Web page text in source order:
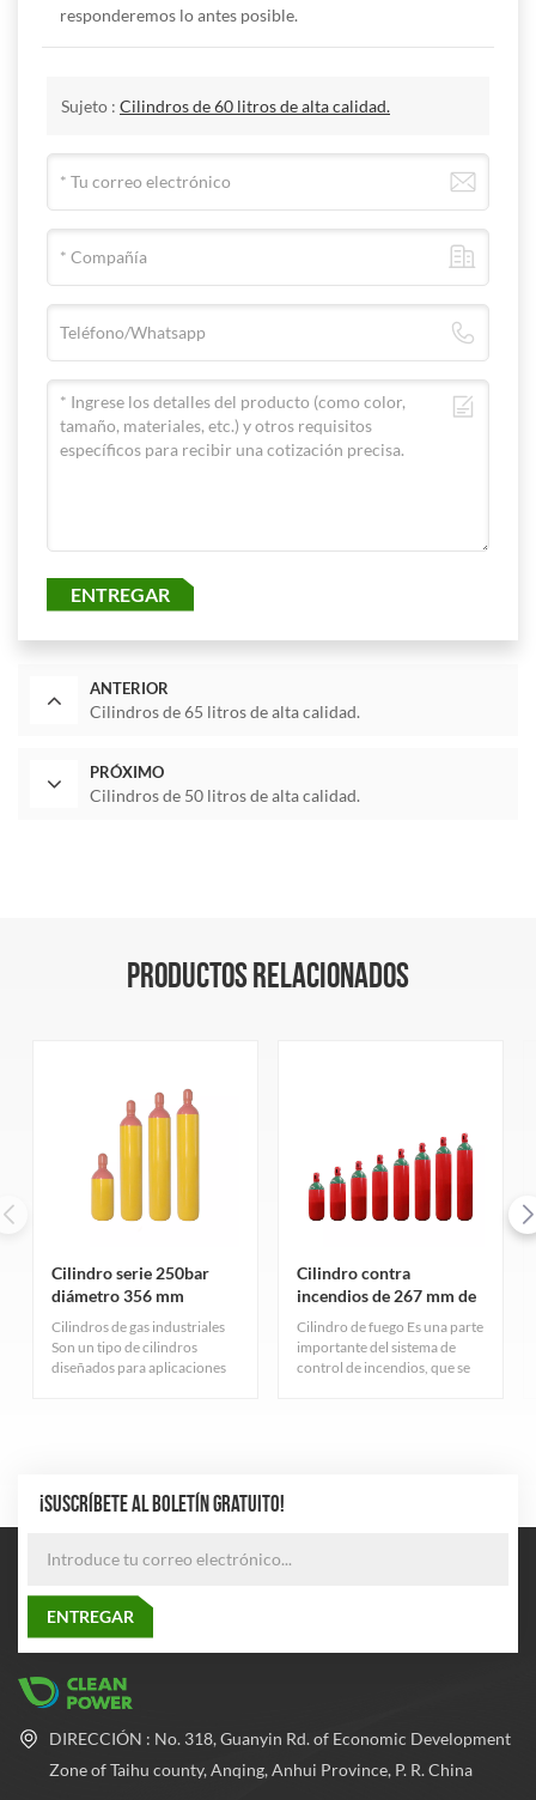
responderemos lo antes posible.
Sujeto : Cilindros de 60 litros de alta calidad.
ENTREGAR
ANTERIOR
Cilindros de 65 litros de alta calidad.
PRÓXIMO
Cilindros de 50 litros de alta calidad.
PRODUCTOS RELACIONADOS
Cilindro serie 250bar
diámetro 356 mm
Cilindros de gas industriales
Son un tipo de cilindros
diseñados para aplicaciones
Cilindro contra
incendios de 267 mm de
diámetro y 150 bar
Cilindro de fuego Es una parte
importante del sistema de
control de incendios, que se
¡SUSCRÍBETE AL BOLETÍN GRATUITO!
DIRECCIÓN : No. 318, Guanyin Rd. of Economic Development
Zone of Taihu county, Anqing, Anhui Province, P. R. China